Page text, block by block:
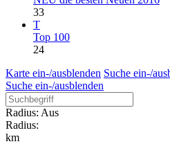
33
T
Top 100
24
Karte ein-/ausblenden Suche ein-/
Suche ein-/ausblenden
Radius: Aus
Radius:
km